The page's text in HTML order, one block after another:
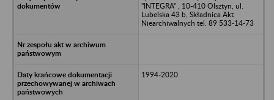
"INTEGRA" , 10-410 Olsztyn, ul.
Lubelska 43 b, Składnica Akt
Niearchiwalnych tel. 89 533-14-73
1994-2020